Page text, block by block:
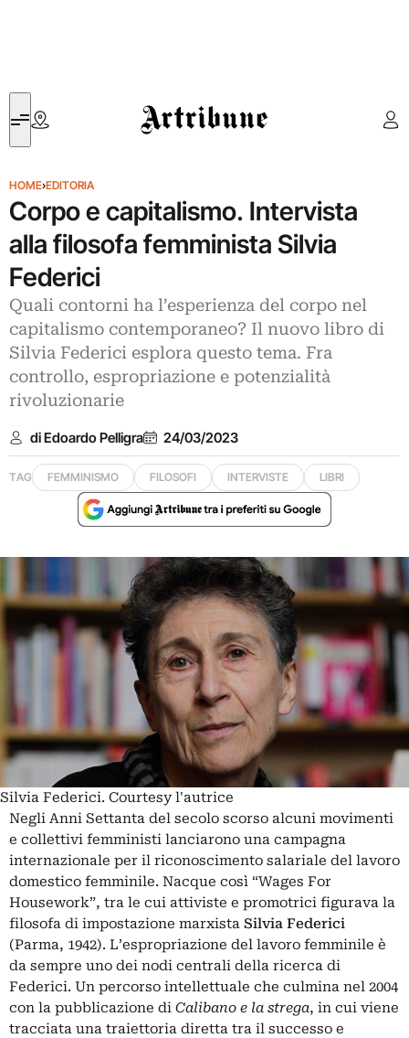
Artribune
HOME›EDITORIA
Corpo e capitalismo. Intervista
alla filosofa femminista Silvia
Federici
Quali contorni ha l’esperienza del corpo nel
capitalismo contemporaneo? Il nuovo libro di
Silvia Federici esplora questo tema. Fra
controllo, espropriazione e potenzialità
rivoluzionarie
di Edoardo Pelligra 24/03/2023
TAG FEMMINISMO FILOSOFI INTERVISTE LIBRI
Silvia Federici. Courtesy l'autrice
Negli Anni Settanta del secolo scorso alcuni movimenti
e collettivi femministi lanciarono una campagna
internazionale per il riconoscimento salariale del lavoro
domestico femminile. Nacque così “Wages For
Housework”, tra le cui attiviste e promotrici figurava la
filosofa di impostazione marxista Silvia Federici
(Parma, 1942). L’espropriazione del lavoro femminile è
da sempre uno dei nodi centrali della ricerca di
Federici. Un percorso intellettuale che culmina nel 2004
con la pubblicazione di Calibano e la strega, in cui viene
tracciata una traiettoria diretta tra il successo e